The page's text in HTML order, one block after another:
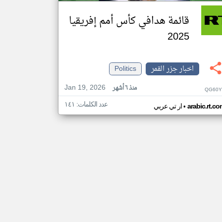
قائمة هدافي كأس أمم إفريقيا
2025
اخبار جزر القمر
Politics
Jan 19, 2026
منذ ٦ أشهر
ار تي عربي• عدد الكلمات: ١٤١